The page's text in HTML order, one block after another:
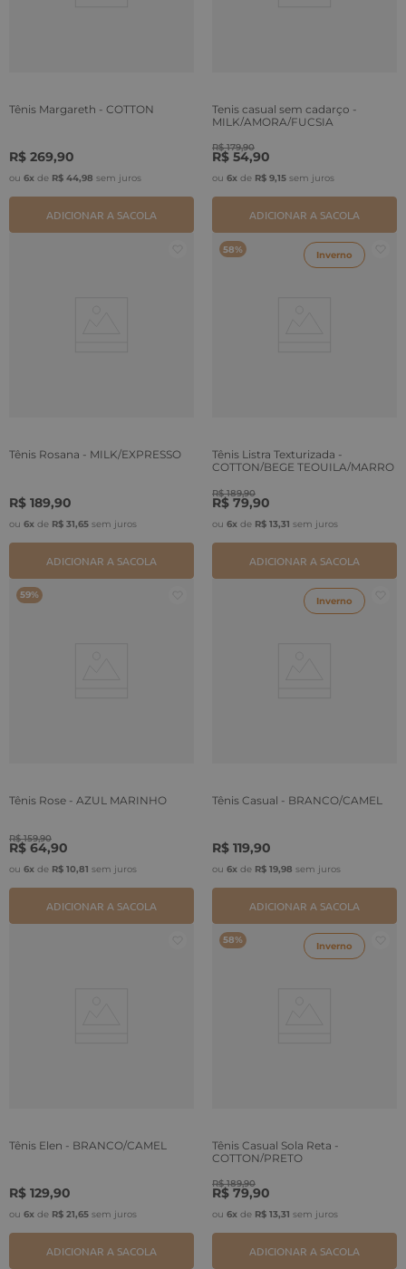
Tênis Margareth - COTTON
R$ 269,90
ou 6x de R$ 44,98 sem juros
ADICIONAR A SACOLA
Tenis casual sem cadarço -
MILK/AMORA/FUCSIA
R$ 179,90
R$ 54,90
ou 6x de R$ 9,15 sem juros
ADICIONAR A SACOLA
Tênis Rosana - MILK/EXPRESSO
R$ 189,90
ou 6x de R$ 31,65 sem juros
ADICIONAR A SACOLA
Inverno
58%
Tênis Listra Texturizada -
COTTON/BEGE TEQUILA/MARRO
R$ 189,90
R$ 79,90
ou 6x de R$ 13,31 sem juros
ADICIONAR A SACOLA
59%
Tênis Rose - AZUL MARINHO
R$ 159,90
R$ 64,90
ou 6x de R$ 10,81 sem juros
ADICIONAR A SACOLA
Inverno
Tênis Casual - BRANCO/CAMEL
R$ 119,90
ou 6x de R$ 19,98 sem juros
ADICIONAR A SACOLA
Tênis Elen - BRANCO/CAMEL
R$ 129,90
ou 6x de R$ 21,65 sem juros
ADICIONAR A SACOLA
Inverno
58%
Tênis Casual Sola Reta -
COTTON/PRETO
R$ 189,90
R$ 79,90
ou 6x de R$ 13,31 sem juros
ADICIONAR A SACOLA